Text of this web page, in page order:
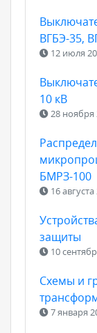
ВГБЭ-35,
12 июля
10 кВ
28 ноября
БМРЗ-100
16
защиты
10
Схемы и
7 января